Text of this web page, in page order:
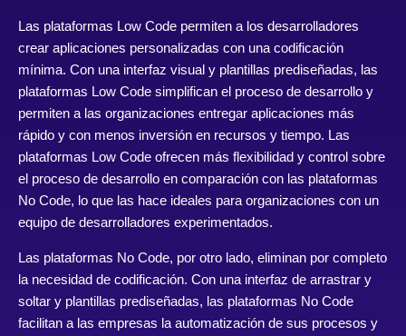
Las plataformas Low Code permiten a los desarrolladores
crear aplicaciones personalizadas con una codificación
mínima. Con una interfaz visual y plantillas prediseñadas, las
plataformas Low Code simplifican el proceso de desarrollo y
permiten a las organizaciones entregar aplicaciones más
rápido y con menos inversión en recursos y tiempo. Las
plataformas Low Code ofrecen más flexibilidad y control sobre
el proceso de desarrollo en comparación con las plataformas
No Code, lo que las hace ideales para organizaciones con un
equipo de desarrolladores experimentados.
Las plataformas No Code, por otro lado, eliminan por completo
la necesidad de codificación. Con una interfaz de arrastrar y
soltar y plantillas prediseñadas, las plataformas No Code
facilitan a las empresas la automatización de sus procesos y